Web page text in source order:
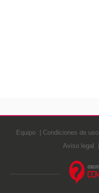
Equipo Condiciones de uso
Aviso legal